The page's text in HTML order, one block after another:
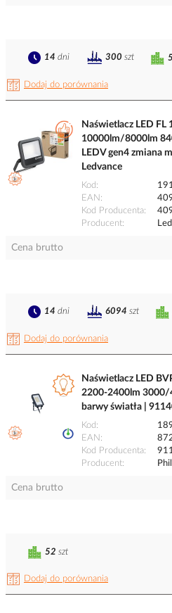
Dodaj do porównania
14 dni 300 szt
Naświetlacz LED
10000lm/8000lm
LEDV gen4 zmiana
Ledvance
Kod
EAN
Kod Producenta
Producent
Cena brutto
Dodaj do porównania
14 dni 6094 szt
Naświetlacz LED
2200-2400lm 3000/
barwy światła |
Kod
EAN
Kod Producenta
Producent
Cena brutto
Dodaj do porównania
52 szt